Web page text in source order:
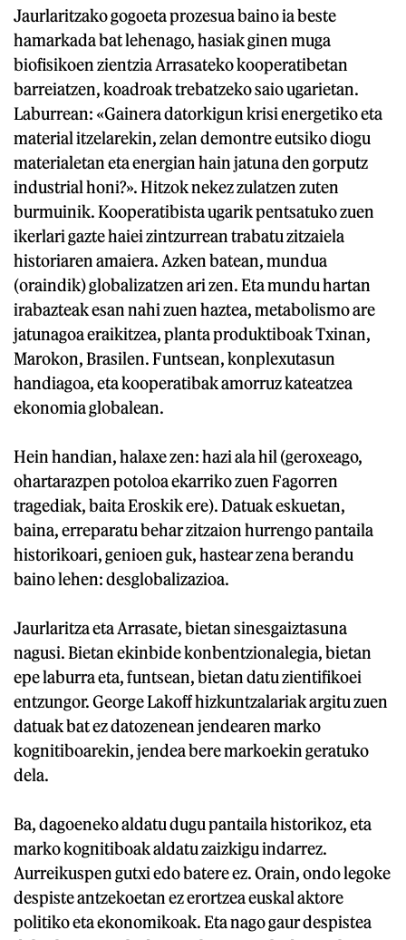
Jaurlaritzako gogoeta prozesua baino ia beste
hamarkada bat lehenago, hasiak ginen muga
biofisikoen zientzia Arrasateko kooperatibetan
barreiatzen, koadroak trebatzeko saio ugarietan.
Laburrean: «Gainera datorkigun krisi energetiko eta
material itzelarekin, zelan demontre eutsiko diogu
materialetan eta energian hain jatuna den gorputz
industrial honi?». Hitzok nekez zulatzen zuten
burmuinik. Kooperatibista ugarik pentsatuko zuen
ikerlari gazte haiei zintzurrean trabatu zitzaiela
historiaren amaiera. Azken batean, mundua
(oraindik) globalizatzen ari zen. Eta mundu hartan
irabazteak esan nahi zuen haztea, metabolismo are
jatunagoa eraikitzea, planta produktiboak Txinan,
Marokon, Brasilen. Funtsean, konplexutasun
handiagoa, eta kooperatibak amorruz kateatzea
ekonomia globalean.
Hein handian, halaxe zen: hazi ala hil (geroxeago,
ohartarazpen potoloa ekarriko zuen Fagorren
tragediak, baita Eroskik ere). Datuak eskuetan,
baina, erreparatu behar zitzaion hurrengo pantaila
historikoari, genioen guk, hastear zena berandu
baino lehen: desglobalizazioa.
Jaurlaritza eta Arrasate, bietan sinesgaiztasuna
nagusi. Bietan ekinbide konbentzionalegia, bietan
epe laburra eta, funtsean, bietan datu zientifikoei
entzungor. George Lakoff hizkuntzalariak argitu zuen
datuak bat ez datozenean jendearen marko
kognitiboarekin, jendea bere markoekin geratuko
dela.
Ba, dagoeneko aldatu dugu pantaila historikoz, eta
marko kognitiboak aldatu zaizkigu indarrez.
Aurreikuspen gutxi edo batere ez. Orain, ondo legoke
despiste antzekoetan ez erortzea euskal aktore
politiko eta ekonomikoak. Eta nago gaur despistea